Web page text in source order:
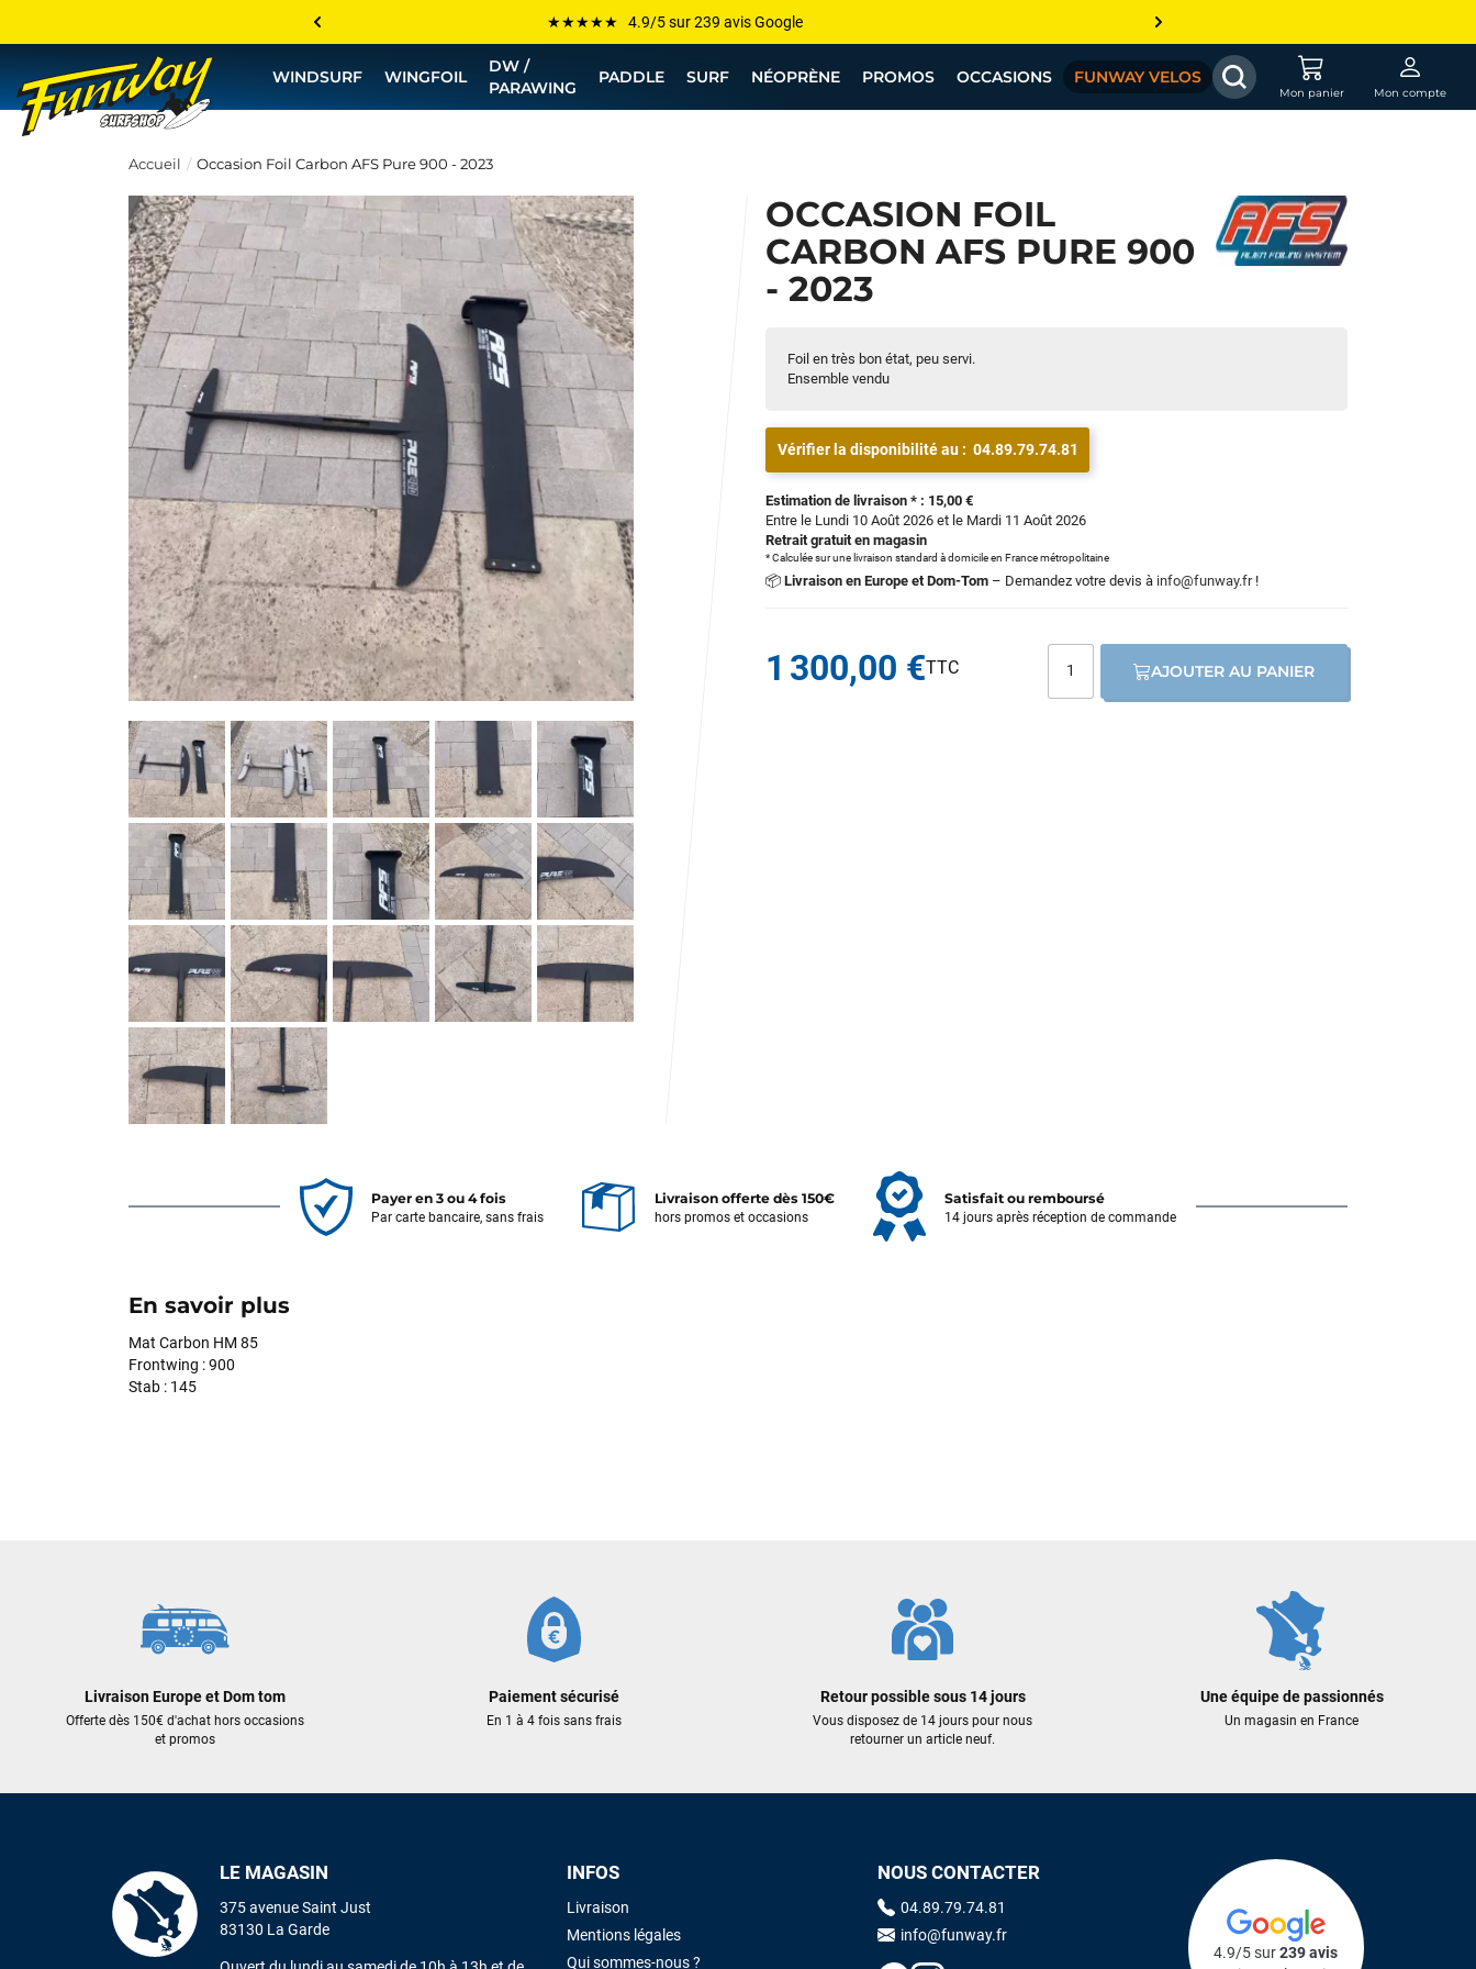
Les plus grandes marques sont chez Funway
Jusqu’à -75% de remise sur le windsurf, wingfoil, etc...
💰 Meilleur prix garanti — Moins cher ailleurs ? On s’aligne !
WINDSURF WINGFOIL
DW /
PARAWING
PADDLE SURF NÉOPRÈNE PROMOS OCCASIONS FUNWAY VELOS
Mon panier Mon compte
Accueil Occasion Foil Carbon AFS Pure 900 - 2023
OCCASION FOIL
CARBON AFS PURE 900
- 2023
Foil en très bon état, peu servi.
Ensemble vendu
Vérifier la disponibilité au : 04.89.79.74.81
Estimation de livraison * : 15,00 €
Entre le Lundi 10 Août 2026 et le Mardi 11 Août 2026
Retrait gratuit en magasin
* Calculée sur une livraison standard à domicile en France métropolitaine
📦 Livraison en Europe et Dom-Tom – Demandez votre devis à info@funway.fr!
1 300,00 € AJOUTER AU PANIER
Payer en 3 ou 4 fois
Par carte bancaire, sans frais
Livraison offerte dès 150€
hors promos et occasions
Satisfait ou remboursé
14 jours après réception de commande
En savoir plus
Mat Carbon HM 85
Frontwing : 900
Stab : 145
Livraison Europe et Dom tom
Offerte dès 150€ d'achat hors occasions
et promos
Paiement sécurisé
En 1 à 4 fois sans frais
Retour possible sous 14 jours
Vous disposez de 14 jours pour nous
retourner un article neuf.
Une équipe de passionnés
Un magasin en France
LE MAGASIN
375 avenue Saint Just
83130 La Garde
INFOS
Livraison
Mentions légales
Qui sommes-nous ?
NOUS CONTACTER
04.89.79.74.81
info@funway.fr
4.9/5 sur239 avis
Votre satisfaction est notre priorité !
Découvrez quelques uns de vos
commentaires laissés sur Google
trouvé une pépite à laquelle je n'aurais jamais pensé ! Excellent conseil
excellent prix et en plus super sympas. Merci encore pour cette severne
dyno !
Maronui RICHMOND
il y a 3 mois
J'ai acheté une voile d'occasion depuis Tahiti. Super service. L'envoi a